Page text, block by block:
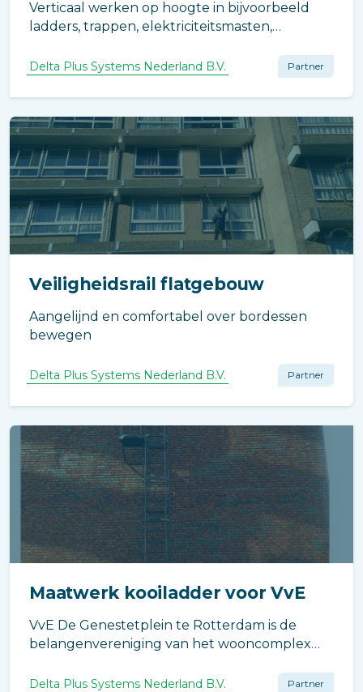
Verticaal werken op hoogte in bijvoorbeeld
ladders, trappen, elektriciteitsmasten,
uitstekende daken moet altijd met een
gecertificeerd en veilig systeem welke tevens
prettig in gebruik is.
Delta Plus Systems Nederland B.V. Partner
Veiligheidsrail flatgebouw
Aangelijnd en comfortabel over bordessen
bewegen
Delta Plus Systems Nederland B.V. Partner
Maatwerk kooiladder voor VvE
VvE De Genestetplein te Rotterdam is de
belangenvereniging van het wooncomplex
Delta Plus Systems Nederland B.V. Partner